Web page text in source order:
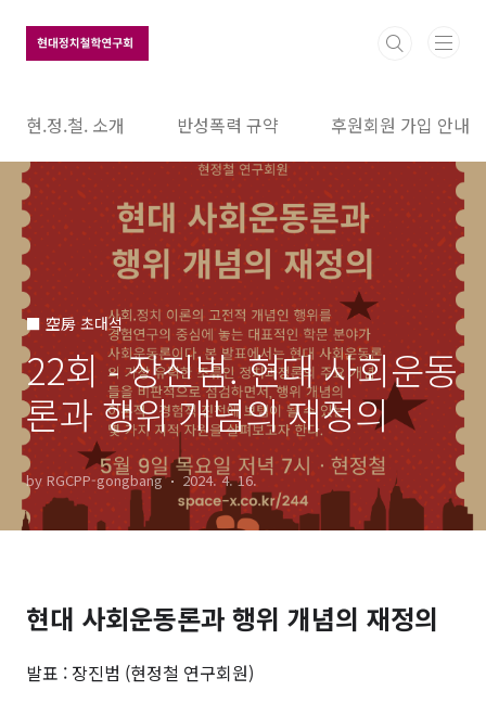
현.정.철. 소개 반성폭력 규약 후원회원 가입 안내
■ 空房 초대석
22회 - 장진범. 현대 사회운동
론과 행위 개념의 재정의
by RGCPP-gongbang 2024. 4. 16.
현대 사회운동론과 행위 개념의 재정의
발표 : 장진범 (현정철 연구회원)